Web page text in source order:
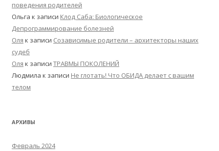
поведения родителей
Ольга к записи Клод Саба: Биологическое
Депрограммирование болезней
Оля к записи Созависимые родители – архитекторы наших
судеб
Оля к записи ТРАВМЫ ПОКОЛЕНИЙ
Людмила к записи Не глотать! Что ОБИДА делает с вашим
телом
АРХИВЫ
Февраль 2024